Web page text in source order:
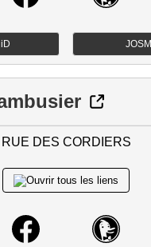
JOSM
RUE DES CORDIERS